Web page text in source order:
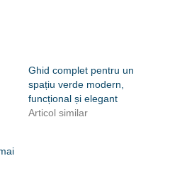
Ghid complet pentru un
spațiu verde modern,
funcțional și elegant
Articol similar